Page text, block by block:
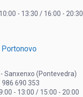
- 13:30 / 16:00 - 20:30
Sanxenxo (Pontevedra)
986 690 353
- 13:00 / 15:00 - 20:00